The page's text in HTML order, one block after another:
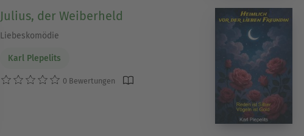
Julius, der Weiberheld
Liebeskomödie
Karl Plepelits
0 Bewertungen